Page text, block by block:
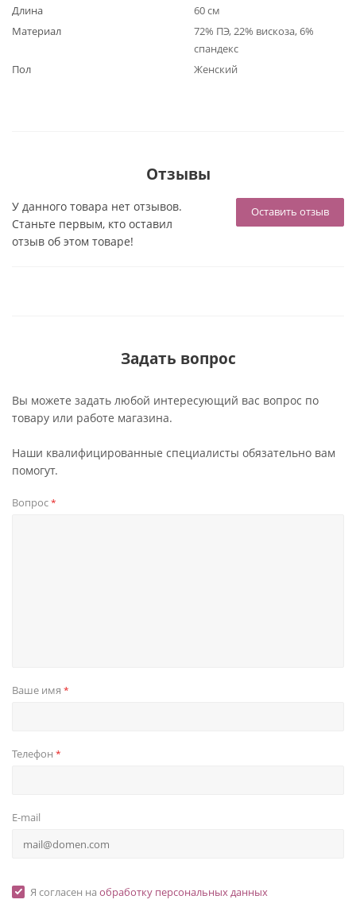
Длина
60 см
Материал
72% ПЭ, 22% вискоза, 6%
спандекс
Пол
Женский
Отзывы
Оставить отзыв
У данного товара нет отзывов.
Станьте первым, кто оставил
отзыв об этом товаре!
Задать вопрос
Вы можете задать любой интересующий вас вопрос по
товару или работе магазина.
Наши квалифицированные специалисты обязательно вам
помогут.
Вопрос*
Ваше имя *
Телефон *
E-mail
Я согласен на обработку персональных данных